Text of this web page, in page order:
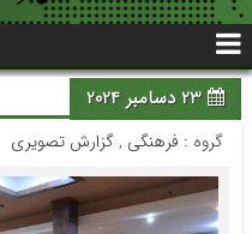
23 دسامبر 2024
گروه : فرهنگی ,گزارش تصویری